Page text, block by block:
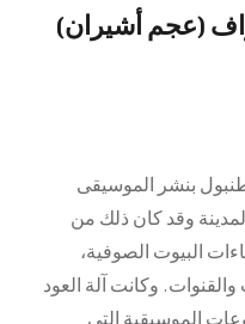
(عجم أشيران)
بنشر الموسيقى
وقد كان ذلك من
البيوت الصوفية،
وكانت آلة العود